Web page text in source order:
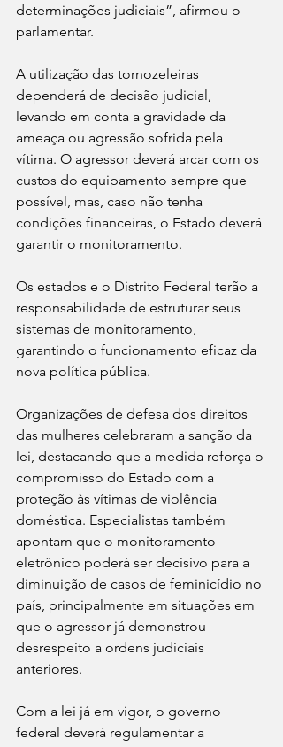
determinações judiciais”, afirmou o
parlamentar.
A utilização das tornozeleiras
dependerá de decisão judicial,
levando em conta a gravidade da
ameaça ou agressão sofrida pela
vítima. O agressor deverá arcar com os
custos do equipamento sempre que
possível, mas, caso não tenha
condições financeiras, o Estado deverá
garantir o monitoramento.
Os estados e o Distrito Federal terão a
responsabilidade de estruturar seus
sistemas de monitoramento,
garantindo o funcionamento eficaz da
nova política pública.
Organizações de defesa dos direitos
das mulheres celebraram a sanção da
lei, destacando que a medida reforça o
compromisso do Estado com a
proteção às vítimas de violência
doméstica. Especialistas também
apontam que o monitoramento
eletrônico poderá ser decisivo para a
diminuição de casos de feminicídio no
país, principalmente em situações em
que o agressor já demonstrou
desrespeito a ordens judiciais
anteriores.
Com a lei já em vigor, o governo
federal deverá regulamentar a